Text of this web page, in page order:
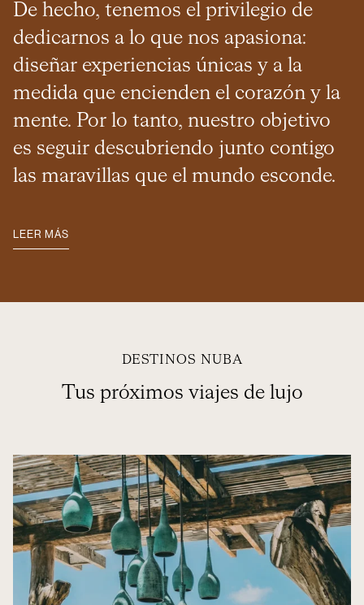
De hecho, tenemos el privilegio de
dedicarnos a lo que nos apasiona:
diseñar experiencias únicas y a la
medida que encienden el corazón y la
mente. Por lo tanto, nuestro objetivo
es seguir descubriendo junto contigo
las maravillas que el mundo esconde.
LEER MÁS
DESTINOS NUBA
Tus próximos viajes de lujo